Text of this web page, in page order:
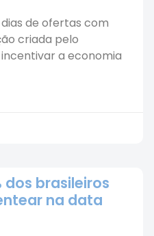
de ofertas com
criada pelo
a economia
dos brasileiros
na data